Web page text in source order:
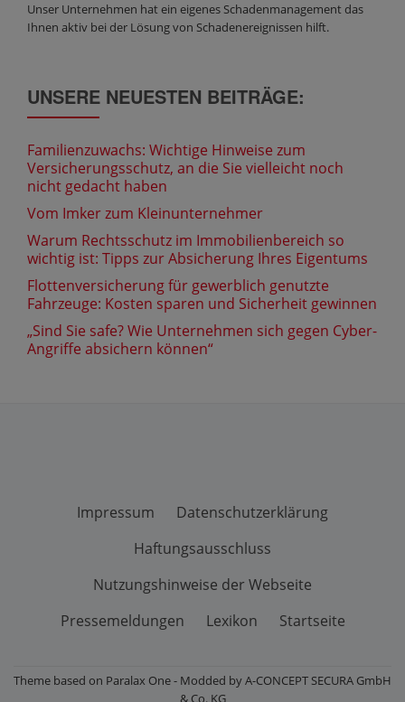
Unser Unternehmen hat ein eigenes Schadenmanagement das
Ihnen aktiv bei der Lösung von Schadenereignissen hilft.
UNSERE NEUESTEN BEITRÄGE:
Familienzuwachs: Wichtige Hinweise zum
Versicherungsschutz, an die Sie vielleicht noch
nicht gedacht haben
Vom Imker zum Kleinunternehmer
Warum Rechtsschutz im Immobilienbereich so
wichtig ist: Tipps zur Absicherung Ihres Eigentums
Flottenversicherung für gewerblich genutzte
Fahrzeuge: Kosten sparen und Sicherheit gewinnen
„Sind Sie safe? Wie Unternehmen sich gegen Cyber-
Angriffe absichern können“
Impressum
Datenschutzerklärung
Haftungsausschluss
Nutzungshinweise der Webseite
Pressemeldungen
Lexikon Startseite
Theme based on Paralax One - Modded by A-CONCEPT SECURA GmbH
& Co. KG